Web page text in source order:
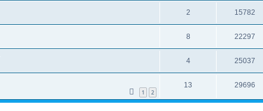
2 15782
8 22297
4 25037
1 2
13 29696